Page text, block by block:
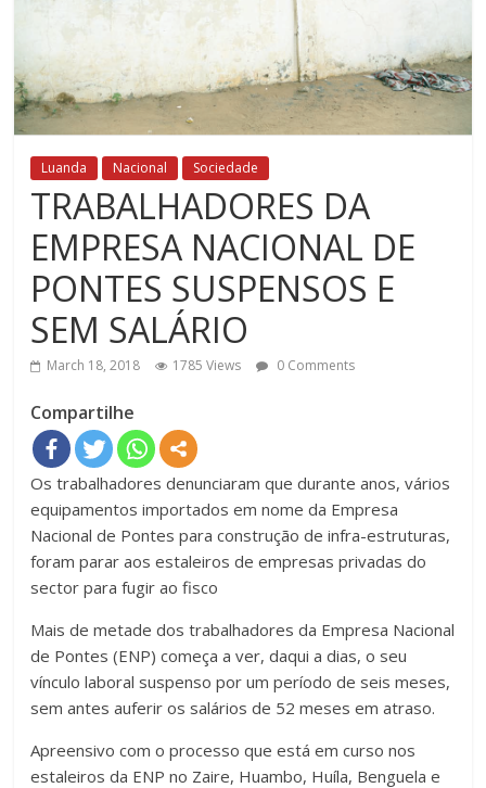
Luanda Nacional Sociedade
TRABALHADORES DA
EMPRESA NACIONAL DE
PONTES SUSPENSOS E
SEM SALÁRIO
March 18, 2018 1785 Views 0 Comments
Compartilhe
Os trabalhadores denunciaram que durante anos, vários
equipamentos importados em nome da Empresa
Nacional de Pontes para construção de infra-estruturas,
foram parar aos estaleiros de empresas privadas do
sector para fugir ao fisco
Mais de metade dos trabalhadores da Empresa Nacional
de Pontes (ENP) começa a ver, daqui a dias, o seu
vínculo laboral suspenso por um período de seis meses,
sem antes auferir os salários de 52 meses em atraso.
Apreensivo com o processo que está em curso nos
estaleiros da ENP no Zaire, Huambo, Huíla, Benguela e